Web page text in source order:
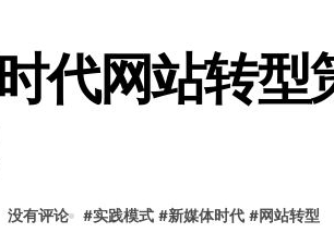
必知：MySQL事务精控与科技合规风控
代网站转型
没有评论 #实践模式 #新媒体时代 #网站转型